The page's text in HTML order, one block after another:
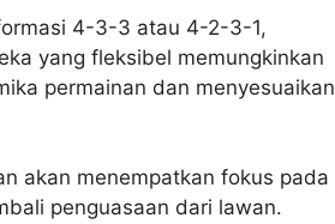
4-3-3 atau 4-2-3-1,
yang fleksibel memungkinkan
permainan dan menyesuaikan
akan menempatkan fokus pada
penguasaan dari lawan.